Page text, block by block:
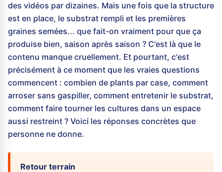
des vidéos par dizaines. Mais une fois que la structure
est en place, le substrat rempli et les premières
graines semées... que fait-on vraiment pour que ça
produise bien, saison après saison ? C'est là que le
contenu manque cruellement. Et pourtant, c'est
précisément à ce moment que les vraies questions
commencent : combien de plants par case, comment
arroser sans gaspiller, comment entretenir le substrat,
comment faire tourner les cultures dans un espace
aussi restreint ? Voici les réponses concrètes que
personne ne donne.
Retour terrain